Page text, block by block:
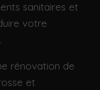
sanitaires et
votre
rénovation de
et